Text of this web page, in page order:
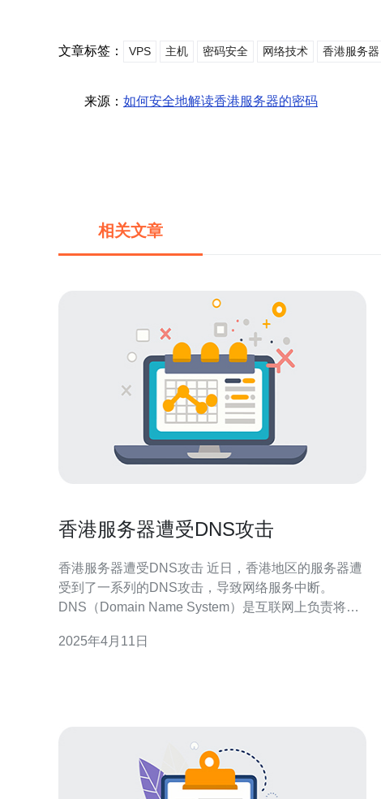
文章标签： VPS 主机 密码安全 网络技术 香港服务器
来源： 如何安全地解读香港服务器的密码
相关文章
香港服务器遭受DNS攻击
香港服务器遭受DNS攻击 近日，香港地区的服务器遭
受到了一系列的DNS攻击，导致网络服务中断。
DNS（Domain Name System）是互联网上负责将域
器，将用户的域名请求重定向至恶意网站，给用户带
2025年4月11日